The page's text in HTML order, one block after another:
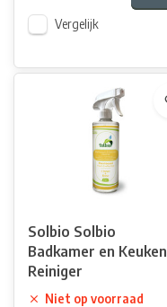
Vergelijk
Solbio Solbio
Badkamer en Keuken
Reiniger
Niet op voorraad